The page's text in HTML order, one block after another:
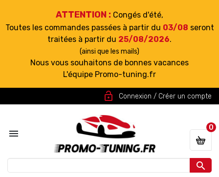
ATTENTION : Congés d'été,
Toutes les commandes passées à partir du 03/08 seront
traitées à partir du 25/08/2026.
(ainsi que les mails)
Nous vous souhaitons de bonnes vacances
L'équipe Promo-tuning.fr
lock_open Connexion / Créer un compte


0